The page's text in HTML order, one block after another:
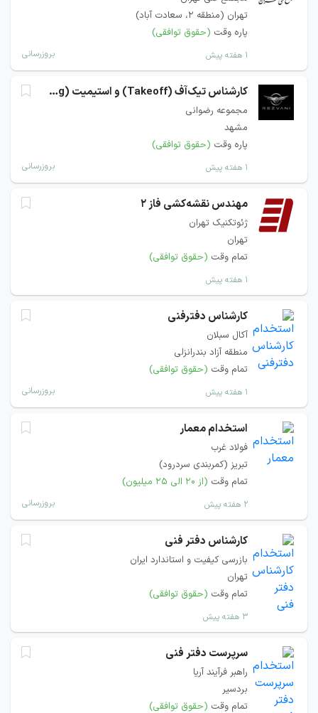
تهران (منطقه ۲، سعادت آباد)
پاره وقت (حقوق توافقی)
۱ هفته پیش بروزرسانی
کارشناس تیک‌آف (Takeoff) و استیمیت (Estimating)
مجموعه رضوانی
مشهد
پاره وقت (حقوق توافقی)
۱ هفته پیش بروزرسانی
مهندس نقشه‌کشی فاز ۲
ژئوتکنیک تهران
تهران
تمام وقت (حقوق توافقی)
۱ هفته پیش
کارشناس دفترفنی
آکال سبلان
منطقه آزاد بندرانزلی
تمام وقت (حقوق توافقی)
۱ هفته پیش بروزرسانی
استخدام معمار
فولاد غرب
تبریز (کمربندی سردرود)
تمام وقت (از ۲۰ الی ۲۵ میلیون)
۲ هفته پیش بروزرسانی
کارشناس دفتر فنی
بازرسی کیفیت و استاندارد ایران
تهران
تمام وقت (حقوق توافقی)
۳ هفته پیش
سرپرست دفتر فنی
راهبر فرآیند آریا
بردسیر
تمام وقت (حقوق توافقی)